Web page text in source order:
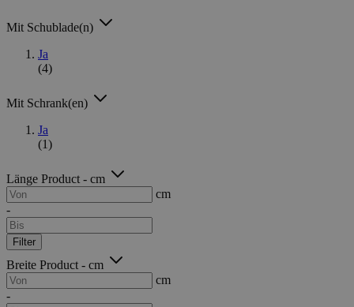
Mit Schublade(n)
Ja
(4)
Mit Schrank(en)
Ja
(1)
Länge Product - cm
cm
-
Filter
Breite Product - cm
cm
-